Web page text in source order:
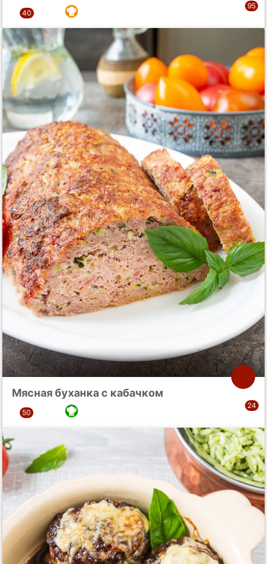
Мясная буханка с кабачком